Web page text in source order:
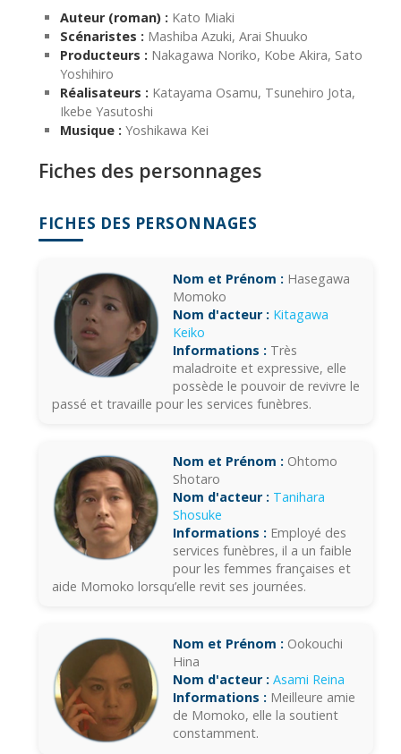
Auteur (roman) : Kato Miaki
Scénaristes : Mashiba Azuki, Arai Shuuko
Producteurs : Nakagawa Noriko, Kobe Akira, Sato
Yoshihiro
Réalisateurs : Katayama Osamu, Tsunehiro Jota,
Ikebe Yasutoshi
Musique : Yoshikawa Kei
Fiches des personnages
FICHES DES PERSONNAGES
Nom et Prénom : Hasegawa
Momoko
Nom d'acteur : Kitagawa
Keiko
Informations : Très
maladroite et expressive, elle
possède le pouvoir de revivre le
passé et travaille pour les services funèbres.
Nom et Prénom : Ohtomo
Shotaro
Nom d'acteur : Tanihara
Shosuke
Informations : Employé des
services funèbres, il a un faible
pour les femmes françaises et
aide Momoko lorsqu’elle revit ses journées.
Nom et Prénom : Ookouchi
Hina
Nom d'acteur : Asami Reina
Informations : Meilleure amie
de Momoko, elle la soutient
constamment.